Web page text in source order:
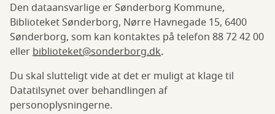
Den dataansvarlige er Sønderborg Kommune,
Biblioteket Sønderborg, Nørre Havnegade 15, 6400
Sønderborg, som kan kontaktes på telefon 88 72 42 00
ellerbiblioteket@sonderborg.dk.
Du skal slutteligt vide at det er muligt at klage til
Datatilsynet over behandlingen af
personoplysningerne.